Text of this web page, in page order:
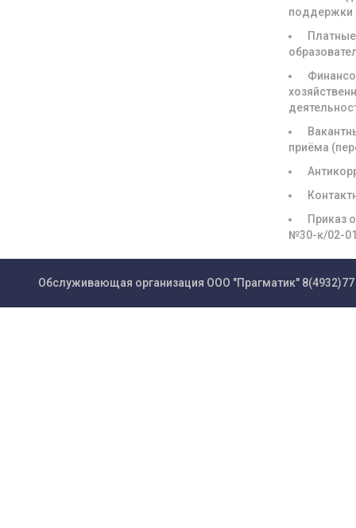
поддержки
Платные
приёма
Приказ
№30-к/02-
Обслуживающая организация ООО "Прагматик"8(4932)77